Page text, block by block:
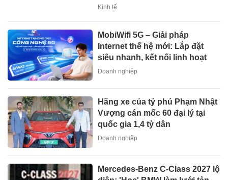
Kinh tế
MobiWifi 5G – Giải pháp
Internet thế hệ mới: Lắp đặt
siêu nhanh, kết nối linh hoạt
Doanh nghiệp
Hãng xe của tỷ phú Phạm Nhật
Vượng cán mốc 60 đại lý tại
quốc gia 1,4 tỷ dân
Doanh nghiệp
Mercedes-Benz C-Class 2027 lộ